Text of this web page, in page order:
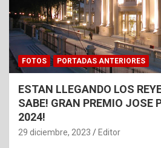
FOTOS PORTADAS ANTERIORES
ESTAN LLEGANDO LOS
SABE! GRAN PREMIO JOSE
2024!
29 diciembre, 2023 Editor